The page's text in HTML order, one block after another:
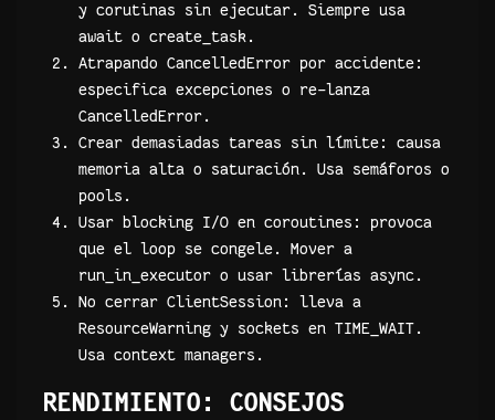
y corutinas sin ejecutar. Siempre usa
await o create_task.
Atrapando CancelledError por accidente:
especifica excepciones o re-lanza
CancelledError.
Crear demasiadas tareas sin límite: causa
memoria alta o saturación. Usa semáforos o
pools.
Usar blocking I/O en coroutines: provoca
que el loop se congele. Mover a
run_in_executor o usar librerías async.
No cerrar ClientSession: lleva a
ResourceWarning y sockets en TIME_WAIT.
Usa context managers.
RENDIMIENTO: CONSEJOS